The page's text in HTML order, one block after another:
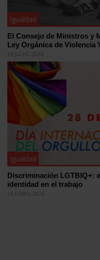
Igualdad
El Consejo de Ministros y
Ley Orgánica de Violencia
16 JULIO, 2026
Igualdad
Discriminación LGTBIQ+:
identidad en el trabajo
26 JUNIO, 2026